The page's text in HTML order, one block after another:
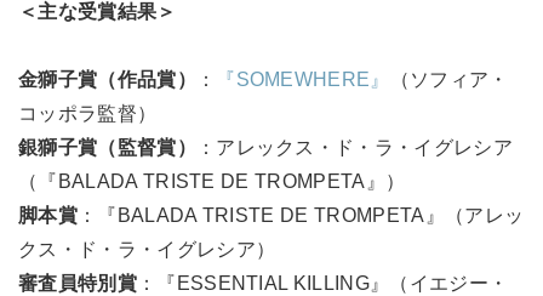
＜主な受賞結果＞
金獅子賞（作品賞） ： 『SOMEWHERE』
（ソフィア・
コッポラ監督）
銀獅子賞（監督賞）
：アレックス・ド・ラ・イグレシア
（『BALADA TRISTE DE TROMPETA』）
脚本賞：『BALADA TRISTE DE TROMPETA』（アレッ
クス・ド・ラ・イグレシア）
審査員特別賞：『ESSENTIAL KILLING』（イエジー・